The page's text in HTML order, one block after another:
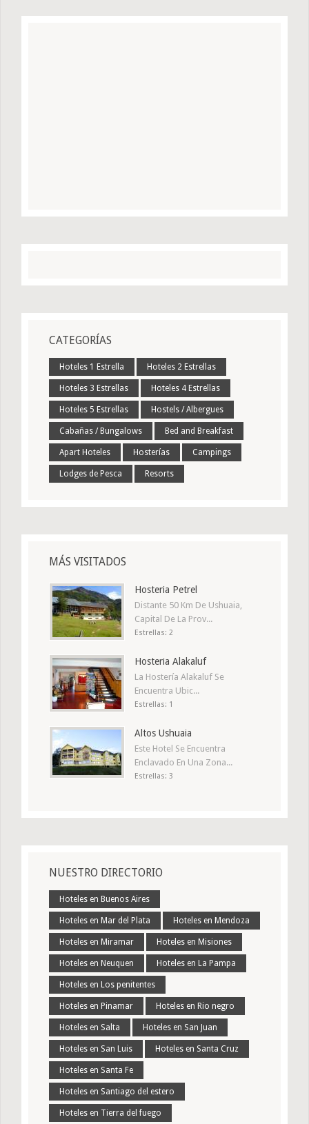
CATEGORÍAS
Hoteles 1 Estrella Hoteles 2 Estrellas
Hoteles 3 Estrellas Hoteles 4 Estrellas
Hoteles 5 Estrellas Hostels / Albergues
Cabañas / Bungalows Bed and Breakfast
Apart Hoteles Hosterías Campings
Lodges de Pesca Resorts
MÁS VISITADOS
Hosteria Petrel
Distante 50 Km De Ushuaia,
Capital De La Prov...
Estrellas: 2
Hosteria Alakaluf
La Hostería Alakaluf Se
Encuentra Ubic...
Estrellas: 1
Altos Ushuaia
Este Hotel Se Encuentra
Enclavado En Una Zona...
Estrellas: 3
NUESTRO DIRECTORIO
Hoteles en Buenos Aires
Hoteles en Mar del Plata Hoteles en Mendoza
Hoteles en Miramar Hoteles en Misiones
Hoteles en Neuquen Hoteles en La Pampa
Hoteles en Los penitentes
Hoteles en Pinamar Hoteles en Rio negro
Hoteles en Salta Hoteles en San Juan
Hoteles en San Luis Hoteles en Santa Cruz
Hoteles en Santa Fe
Hoteles en Santiago del estero
Hoteles en Tierra del fuego